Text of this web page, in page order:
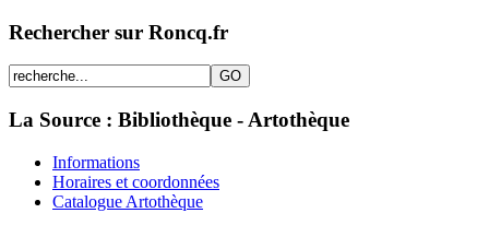
Rechercher sur Roncq.fr
La Source : Bibliothèque - Artothèque
Informations
Horaires et coordonnées
Catalogue Artothèque